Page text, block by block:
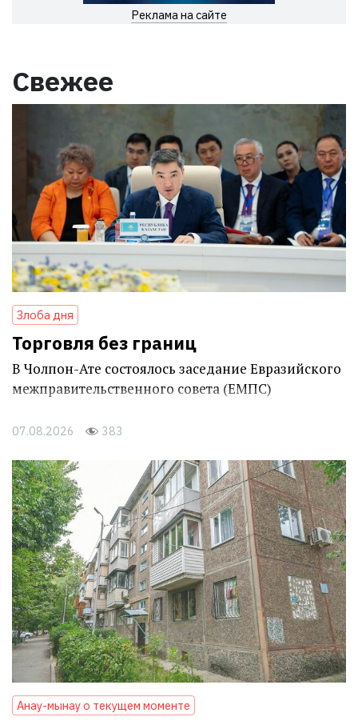
Реклама на сайте
Свежее
Злоба дня
Торговля без границ
В Чолпон-Ате состоялось заседание Евразийского
межправительственного совета (ЕМПС)
07.08.2026 383
Анау-мынау о текущем моменте